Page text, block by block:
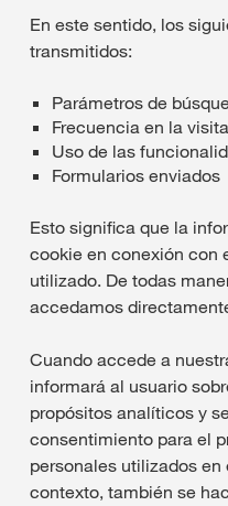
En este sentido, los
transmitidos:
Parámetros de
Frecuencia en la
Uso de las
Formularios enviados
Esto significa que la
cookie en conexión con
utilizado. De todas
accedamos
Cuando accede a
informará al usuario
propósitos analíticos y
consentimiento para el
personales utilizados
contexto, también se